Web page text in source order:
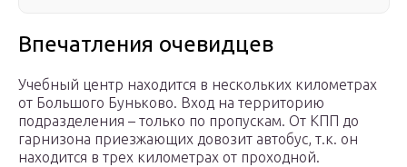
Впечатления очевидцев
Учебный центр находится в нескольких километрах
от Большого Буньково. Вход на территорию
подразделения – только по пропускам. От КПП до
гарнизона приезжающих довозит автобус, т.к. он
находится в трех километрах от проходной.